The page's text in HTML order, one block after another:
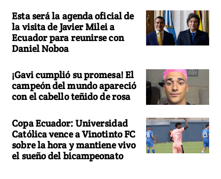
Esta será la agenda oficial de
la visita de Javier Milei a
Ecuador para reunirse con
Daniel Noboa
¡Gavi cumplió su promesa! El
campeón del mundo apareció
con el cabello teñido de rosa
Copa Ecuador: Universidad
Católica vence a Vinotinto FC
sobre la hora y mantiene vivo
el sueño del bicampeonato